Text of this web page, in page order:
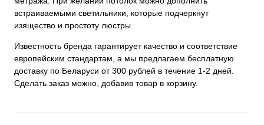
встраиваемыми светильники, которые подчеркнут
изящество и простоту люстры.
Известность бренда гарантирует качество и соответствие
европейским стандартам, а мы предлагаем бесплатную
доставку по Беларуси от 300 рублей в течение 1-2 дней.
Сделать заказ можно, добавив товар в корзину.